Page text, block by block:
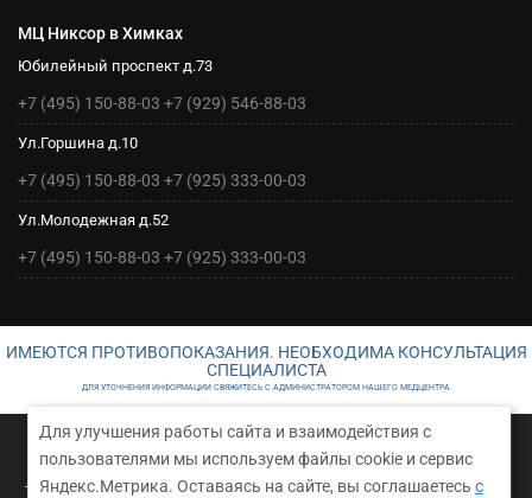
Для улучшения работы сайта и взаимодействия с
пользователями мы используем файлы cookie и сервис
Яндекс.Метрика. Оставаясь на сайте, вы соглашаетесь с
МЦ Никсор в Химках
Юбилейный проспект д.73
+7 (495) 150-88-03 +7 (929) 546-88-03
Ул.Горшина д.10
+7 (495) 150-88-03 +7 (925) 333-00-03
Ул.Молодежная д.52
+7 (495) 150-88-03 +7 (925) 333-00-03
ИМЕЮТСЯ ПРОТИВОПОКАЗАНИЯ. НЕОБХОДИМА КОНСУЛЬТАЦИЯ
СПЕЦИАЛИСТА
ДЛЯ УТОЧНЕНИЯ ИНФОРМАЦИИ СВЯЖИТЕСЬ С АДМИНИСТРАТОРОМ НАШЕГО МЕДЦЕНТРА
©2026 Медицинский центр Никсор Клиник в Химках
Принимаем карты:
Техническое сопровождение и создание сайта RusGrup